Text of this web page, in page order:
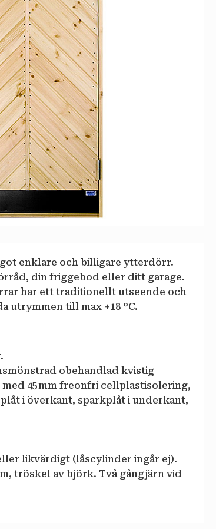
enklare och billigare ytterdörr.
din friggebod eller ditt garage.
har ett traditionellt utseende och
utrymmen till max +18 °C.
obehandlad kvistig
45 mm freonfri cellplastisolering,
i överkant, sparkplåt i underkant,
likvärdigt (låscylinder ingår ej).
tröskel av björk. Två gångjärn vid